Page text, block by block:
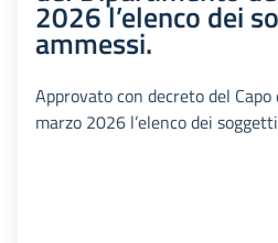
2026 l’elenco dei
ammessi.
Approvato con decreto del
marzo 2026 l’elenco dei